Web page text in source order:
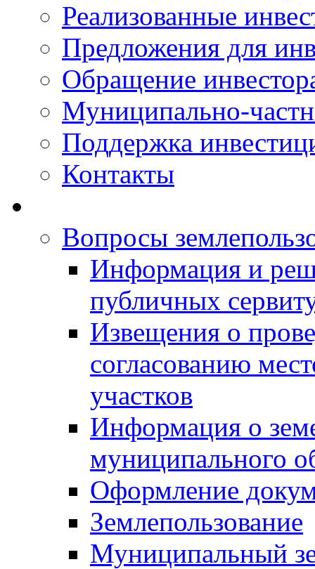
Реализованные
Предложения для
Обращение
Муниципально-
Поддержка
Контакты
Вопросы
Информация и
публичных
Извещения о
согласованию
участков
Информация о
муниципального
Оформление
Землепользование
Муниципальный